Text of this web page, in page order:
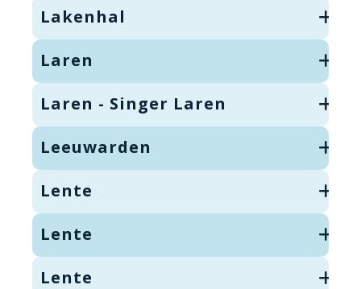
Lakenhal
Laren
Laren - Singer Laren
Leeuwarden
Lente
Lente
Lente